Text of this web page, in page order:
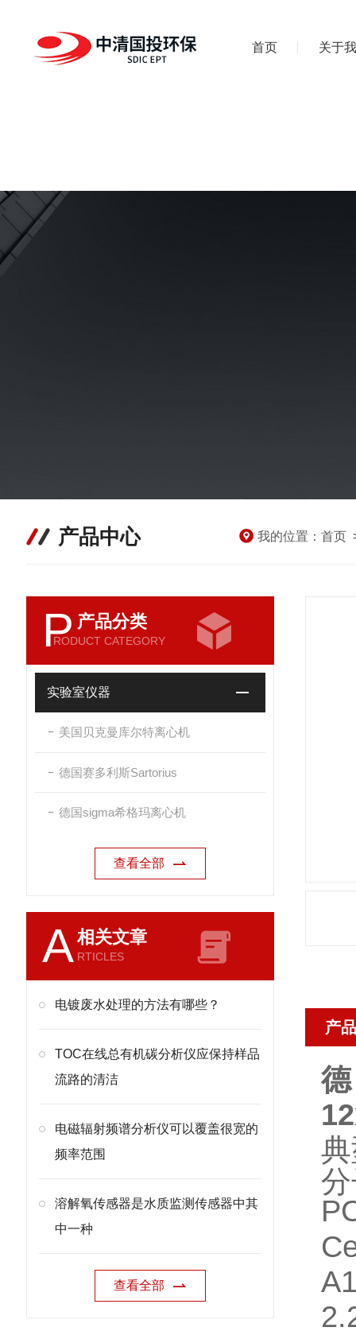
首页 关于
产品中心 我的位置： 首页
P 产品分类
RODUCT CATEGORY
实验室仪器
美国贝克曼库尔特离心机
德国赛多利斯Sartorius
德国sigma希格玛离心机
查看全部
A相关文章
RTICLES
电镀废水处理的方法有哪些？
TOC在线总有机碳分析仪应保持样品
流路的清洁
电磁辐射频谱分析仪可以覆盖很宽的
频率范围
溶解氧传感器是水质监测传感器中其
中一种
查看全部
产